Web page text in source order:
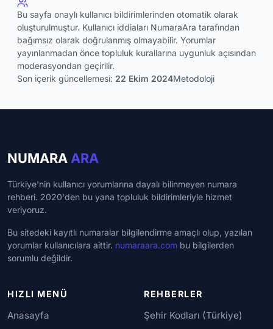
Bu sayfa onaylı kullanıcı bildirimlerinden otomatik olarak
oluşturulmuştur. Kullanıcı iddiaları NumaraAra tarafından
bağımsız olarak doğrulanmış olmayabilir. Yorumlar
yayınlanmadan önce topluluk kurallarına uygunluk açısından
moderasyondan geçirilir.
Son içerik güncellemesi: 22 Ekim 2024Metodoloji
NUMARA ARA
Türkiye'nin kullanıcı yorumlarına dayalı bilinmeyen numara
rehberi. 2020'den bu yana topluluk bildirimleriyle hizmet
veriyoruz.
Bu sitedeki kayıtlı numaralar bilgilendirme amaçlı olup, yazılan
yorumlar kullanıcılara aittir. numaraara.com bu bilgilerden
sorumlu değildir.
HIZLI MENÜ
Anasayfa
REHBERLER
Şehir Kodları (Türkiye)